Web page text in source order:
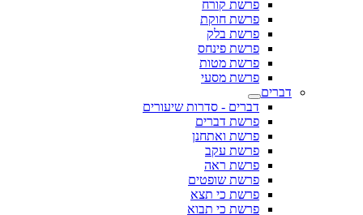
פרשת קורח
פרשת חוקת
פרשת בלק
פרשת פינחס
פרשת מטות
פרשת מסעי
דברים
דברים - סדרות שיעורים
פרשת דברים
פרשת ואתחנן
פרשת עקב
פרשת ראה
פרשת שופטים
פרשת כי תצא
פרשת כי תבוא